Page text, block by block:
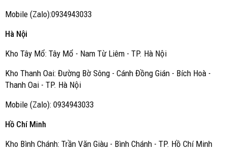
Mobile (Zalo):0934943033
Hà Nội
Kho Tây Mổ: Tây Mổ - Nam Từ Liêm - TP. Hà Nội
Kho Thanh Oai: Đường Bờ Sông - Cánh Đồng Gián - Bích Hoà -
Thanh Oai - TP. Hà Nội
Mobile (Zalo): 0934943033
Hồ Chí Minh
Kho Bình Chánh: Trần Văn Giàu - Bình Chánh - TP. Hồ Chí Minh